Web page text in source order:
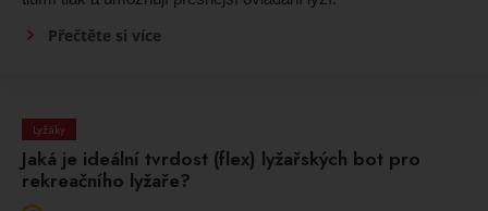
Přečtěte si více
Lyžáky
Jaká je ideální tvrdost (flex) lyžařských bot pro
rekreačního lyžaře?